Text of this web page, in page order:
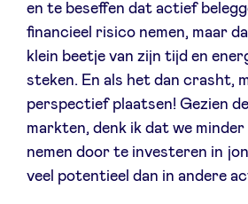
en te beseffen dat actief
financieel risico nemen, maar
klein beetje van zijn tijd en
steken. En als het dan crasht,
perspectief plaatsen! Gezien
markten, denk ik dat we
nemen door te investeren in
veel potentieel dan in andere